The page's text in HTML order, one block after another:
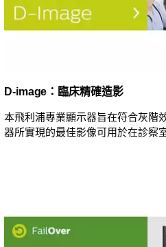
D-image：臨床精確造影
本飛利浦專業顯示器旨在符合灰階
器所實現的最佳影像可用於在診察